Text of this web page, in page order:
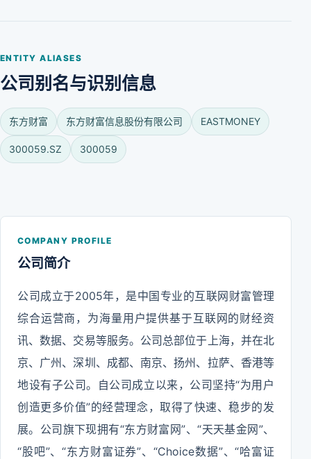
ENTITY ALIASES
公司别名与识别信息
东方财富 东方财富信息股份有限公司 EASTMONEY
300059.SZ 300059
COMPANY PROFILE
公司简介
公司成立于2005年，是中国专业的互联网财富管理
综合运营商，为海量用户提供基于互联网的财经资
讯、数据、交易等服务。公司总部位于上海，并在北
京、广州、深圳、成都、南京、扬州、拉萨、香港等
地设有子公司。自公司成立以来，公司坚持“为用户
创造更多价值”的经营理念，取得了快速、稳步的发
展。公司旗下现拥有“东方财富网”、“天天基金网”、
“股吧”、“东方财富证券”、“Choice数据”、“哈富证